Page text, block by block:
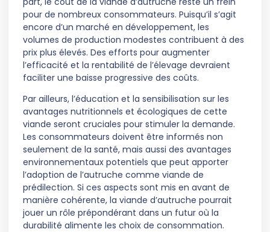
pour de nombreux consommateurs. Puisqu’il s’agit
encore d’un marché en développement, les
volumes de production modestes contribuent à des
prix plus élevés. Des efforts pour augmenter
l’efficacité et la rentabilité de l’élevage devraient
faciliter une baisse progressive des coûts.
Par ailleurs, l’éducation et la sensibilisation sur les
avantages nutritionnels et écologiques de cette
viande seront cruciales pour stimuler la demande.
Les consommateurs doivent être informés non
seulement de la santé, mais aussi des avantages
environnementaux potentiels que peut apporter
l’adoption de l’autruche comme viande de
prédilection. Si ces aspects sont mis en avant de
manière cohérente, la viande d’autruche pourrait
jouer un rôle prépondérant dans un futur où la
durabilité alimente les choix de consommation.